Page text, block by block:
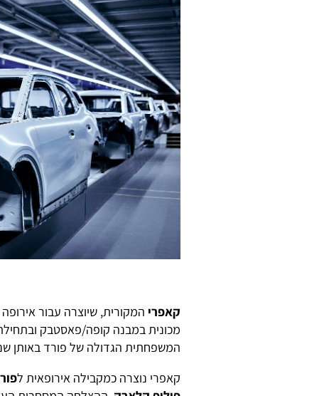
קאפרי
מכונית במבנה קופה/פאסטבק
המשפחתית הגדולה של פורד באותן
קאפרי נוצרה כמקבילה אירופאית ל